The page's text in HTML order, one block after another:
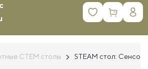
0
СТЕМ столы STEAM стол: